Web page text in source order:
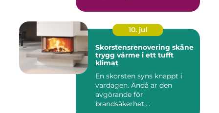
10. jul
Skorstensrenovering skåne
trygg värme i ett tufft
klimat
En skorsten syns knappt i
vardagen. Ändå är den
avgörande för
brandsäkerhet,